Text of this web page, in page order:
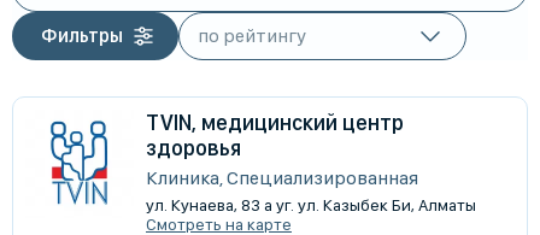
Фильтры
TVIN, медицинский центр
здоровья
Клиника, Специализированная
ул. Кунаева, 83 а уг. ул. Казыбек Би, Алматы
Смотреть на карте